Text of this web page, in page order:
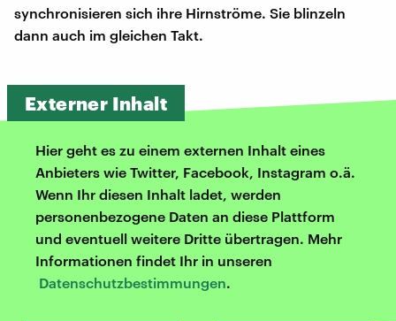
synchronisieren sich ihre Hirnströme. Sie blinzeln
dann auch im gleichen Takt.
Externer Inhalt
Hier geht es zu einem externen Inhalt eines
Anbieters wie Twitter, Facebook, Instagram o.ä.
Wenn Ihr diesen Inhalt ladet, werden
personenbezogene Daten an diese Plattform
und eventuell weitere Dritte übertragen. Mehr
Informationen findet Ihr in unseren
Datenschutzbestimmungen.